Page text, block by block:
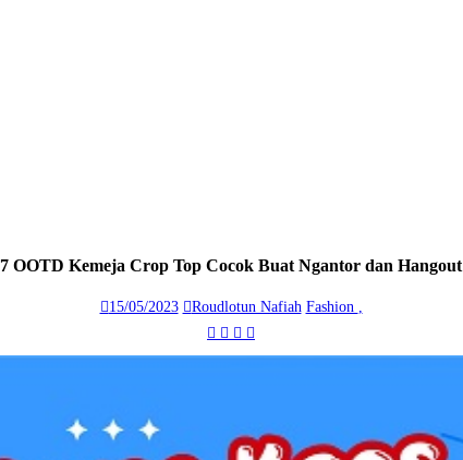
7 OOTD Kemeja Crop Top Cocok Buat Ngantor dan Hangout
15/05/2023 Roudlotun Nafiah Fashion